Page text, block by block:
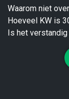
Waarom niet
Hoeveel KW is
Is het